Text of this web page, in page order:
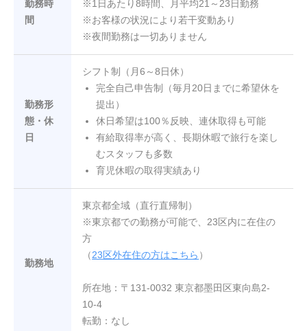
-
勤務時
間
※1日あたり8時間、月平均21～23日勤務
※お客様の状況により若干変動あり
※夜間勤務は一切ありません
勤務形
態・休
日
シフト制（月6～8日休）
完全自己申告制（毎月20日までに希望休を
提出）
休日希望は100％反映、連休取得も可能
有給取得率が高く、長期休暇で旅行を楽し
むスタッフも多数
育児休暇の取得実績あり
勤務地
東京都全域（直行直帰制）
※東京都での勤務が可能で、23区内に在住の
方
（23区外在住の方はこちら ）
所在地：〒131-0032 東京都墨田区東向島2-
10-4
転勤：なし